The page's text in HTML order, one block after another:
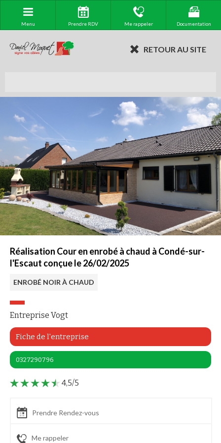
Menu Prendre RDV Me rappeler Documentation
RETOUR AU SITE
Réalisation Cour en enrobé à chaud à Condé-sur-
l'Escaut conçue le 26/02/2025
ENROBÉ NOIR À CHAUD
Entreprise Vogt
Fiche de l'entreprise
0327290796
4,5/5
Prendre Rendez-vous
Me rappeler